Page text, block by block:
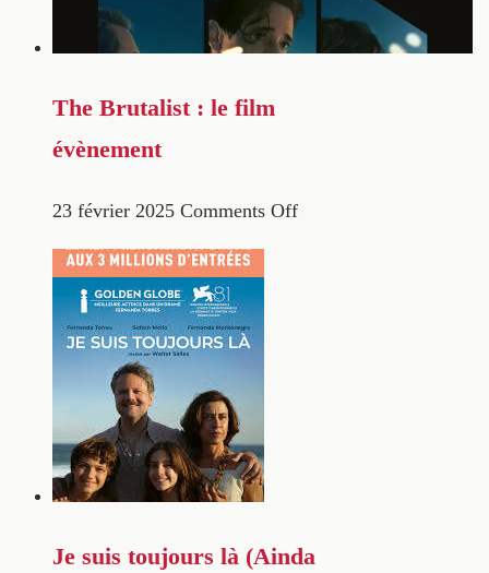
The Brutalist : le film
évènement
23 février 2025 Comments Off
Je suis toujours là (Ainda